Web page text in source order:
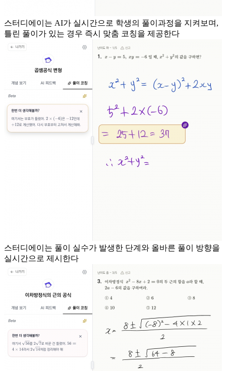
스터디에이는 AI가 실시간으로 학생의 풀이과정을 지켜보며,
틀린 풀이가 있는 경우 즉시 맞춤 코칭을 제공한다
스터디에이는 풀이 실수가 발생한 단계와 올바른 풀이 방향을
실시간으로 제시한다